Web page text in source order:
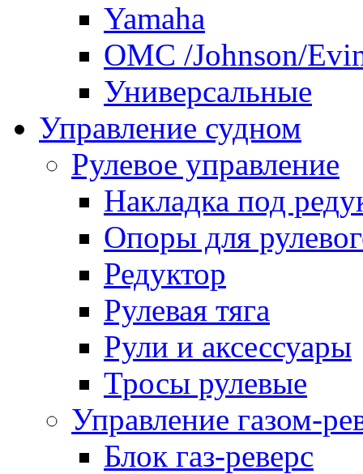
Yamaha
ОМС /Johnson/
Универсальные
Управление судном
Рулевое управление
Накладка под
Опоры для
Редуктор
Рулевая тяга
Рули и аксессуары
Тросы рулевые
Управление газом-
Блок газ-реверс